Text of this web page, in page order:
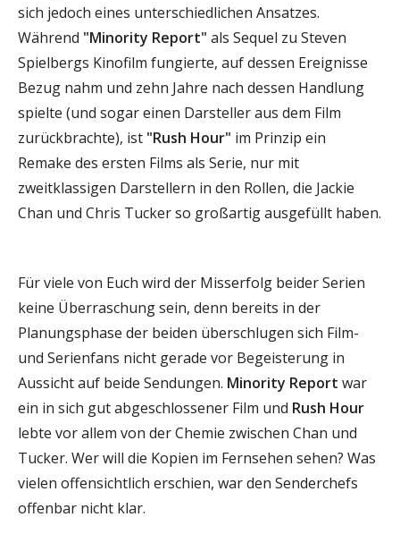
sich jedoch eines unterschiedlichen Ansatzes.
Während "Minority Report" als Sequel zu Steven
Spielbergs Kinofilm fungierte, auf dessen Ereignisse
Bezug nahm und zehn Jahre nach dessen Handlung
spielte (und sogar einen Darsteller aus dem Film
zurückbrachte), ist "Rush Hour" im Prinzip ein
Remake des ersten Films als Serie, nur mit
zweitklassigen Darstellern in den Rollen, die Jackie
Chan und Chris Tucker so großartig ausgefüllt haben.
Für viele von Euch wird der Misserfolg beider Serien
keine Überraschung sein, denn bereits in der
Planungsphase der beiden überschlugen sich Film-
und Serienfans nicht gerade vor Begeisterung in
Aussicht auf beide Sendungen. Minority Report war
ein in sich gut abgeschlossener Film und Rush Hour
lebte vor allem von der Chemie zwischen Chan und
Tucker. Wer will die Kopien im Fernsehen sehen? Was
vielen offensichtlich erschien, war den Senderchefs
offenbar nicht klar.